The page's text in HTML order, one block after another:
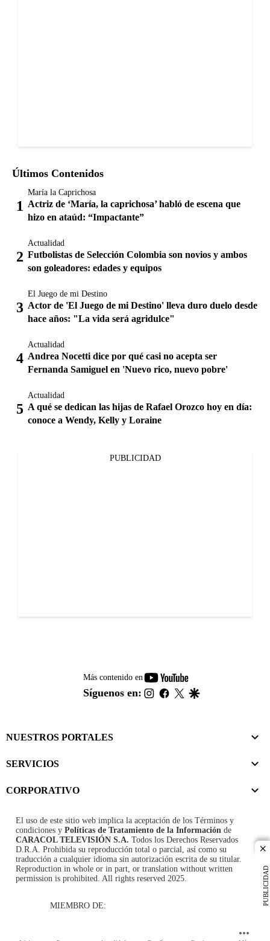
PUBLICIDAD
Últimos Contenidos
María la Caprichosa
Actriz de ‘María, la caprichosa’ habló de escena que
hizo en ataúd: “Impactante”
Actualidad
Futbolistas de Selección Colombia son novios y ambos
son goleadores: edades y equipos
El Juego de mi Destino
Actor de 'El Juego de mi Destino' lleva duro duelo desde
hace años: "La vida será agridulce"
Actualidad
Andrea Nocetti dice por qué casi no acepta ser
Fernanda Samiguel en 'Nuevo rico, nuevo pobre'
Actualidad
A qué se dedican las hijas de Rafael Orozco hoy en día:
conoce a Wendy, Kelly y Loraine
PUBLICIDAD
Más contenido en
youtube-
footer
Síguenos en: instagram
facebook
twitter
NUESTROS PORTALES
SERVICIOS
CORPORATIVO
El uso de este sitio web implica la aceptación de los Términos y
condiciones y Políticas de Tratamiento de la Información de
CARACOL TELEVISIÓN S.A. Todos los Derechos Reservados
D.R.A. Prohibida su reproducción total o parcial, así como su
traducción a cualquier idioma sin autorización escrita de su titular.
Reproduction in whole or in part, or translation without written
permission is prohibited. All rights reserved 2025.
MIEMBRO DE: